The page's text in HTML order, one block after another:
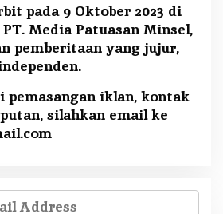
pada 9 Oktober 2023 di
Media Patuasan Minsel,
pemberitaan yang jujur,
iklan, kontak
silahkan email ke